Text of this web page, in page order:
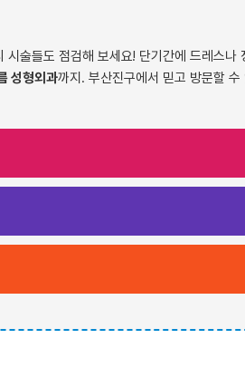
술들도 점검해 보세요! 단기간에 드레스나
성형외과까지. 부산진구에서 믿고 방문할